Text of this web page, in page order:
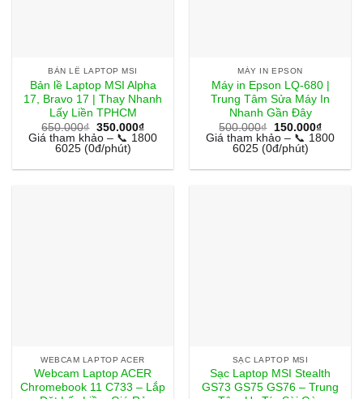
BẢN LỀ LAPTOP MSI
Bản lề Laptop MSI Alpha
17, Bravo 17 | Thay Nhanh
Lấy Liền TPHCM
650.000₫ Giá
gốc
là:
650.000₫.
350.000₫Giá
hiện
350.000₫.
Giá tham khảo – 📞 1800
6025 (0đ/phút)
MÁY IN EPSON
Máy in Epson LQ-680 |
Trung Tâm Sửa Máy In
Nhanh Gần Đây
500.000₫
Giá
gốc
là:
500.000₫.
150.000₫Giá
hiện
Giá tham khảo – 📞 1800
6025 (0đ/phút)
WEBCAM LAPTOP ACER
Webcam Laptop ACER
Chromebook 11 C733 – Lắp
SẠC LAPTOP MSI
Sạc Laptop MSI Stealth
GS73 GS75 GS76 – Trung